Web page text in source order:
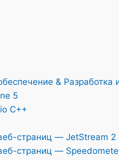
& Разработка
5
C++
страниц — JetStream 2
страниц —